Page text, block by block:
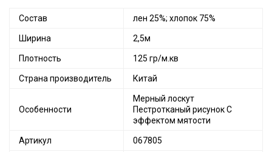
Состав лен 25%; хлопок 75%
Ширина 2,5м
Плотность 125 гр/м.кв
Страна производитель Китай
Особенности
Мерный лоскут
Пестротканый рисунок С
эффектом мятости
Артикул 067805